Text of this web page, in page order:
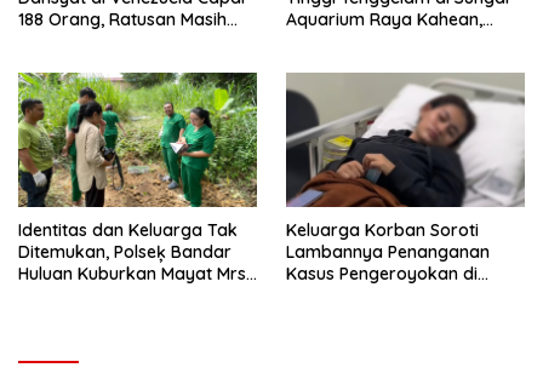
188 Orang, Ratusan Masih
Aquarium Raya Kahean,
Identitas dan Keluarga Tak
Ditemukan, Polseķ Bandar
Huluan Kuburkan Mayat Mrs
Keluarga Korban Soroti
Lambannya Penanganan
Kasus Pengeroyokan di